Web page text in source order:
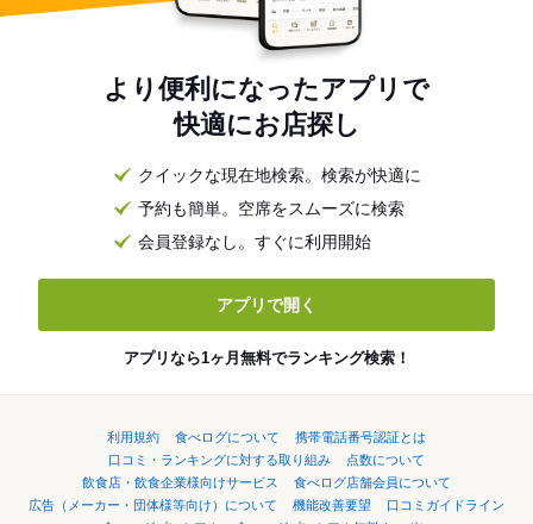
より便利になったアプリで
快適にお店探し
クイックな現在地検索。検索が快適に
予約も簡単。空席をスムーズに検索
会員登録なし。すぐに利用開始
アプリで開く
アプリなら1ヶ月無料でランキング検索！
利用規約 食べログについて
携帯電話番号認証とは
口コミ・ランキングに対する取り組み
点数について
飲食店・飲食企業様向けサービス
食べログ店舗会員について
広告（メーカー・団体様等向け）について
機能改善要望
口コミガイドライン